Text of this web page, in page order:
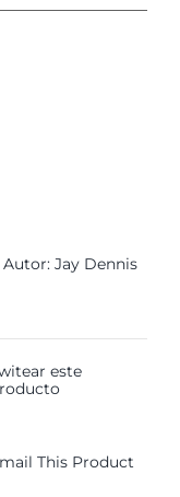
Autor: Jay Dennis
este
This Product